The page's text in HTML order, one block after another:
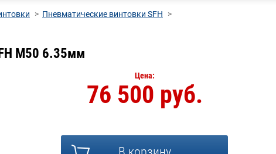
Пневматические винтовки SFH
M50 6.35мм
Цена:
76 500 руб.